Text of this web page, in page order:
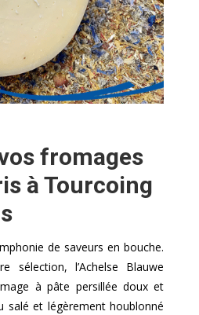
fromages
à Tourcoing
de saveurs en bouche.
sélection, l’Achelse Blauwe
à pâte persillée doux et
salé et légèrement houblonné